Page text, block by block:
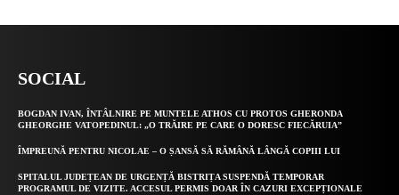
SOCIAL
BOGDAN IVAN, ÎNTÂLNIRE PE MUNTELE ATHOS CU PROTOS GHERONDA
GHEORGHE VATOPEDINUL: „O TRĂIRE PE CARE O DORESC FIECĂRUIA”
ÎMPREUNĂ PENTRU NICOLAE – O ȘANSĂ SĂ RĂMÂNĂ LÂNGĂ COPIII LUI
SPITALUL JUDEȚEAN DE URGENȚĂ BISTRIȚA SUSPENDĂ TEMPORAR
PROGRAMUL DE VIZITE. ACCESUL PERMIS DOAR ÎN CAZURI EXCEPȚIONALE